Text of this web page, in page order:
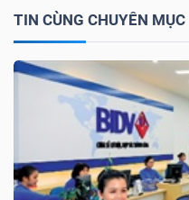
TIN CÙNG CHUYÊN MỤC
XUẤT
DỮ
LIỆU
VS-